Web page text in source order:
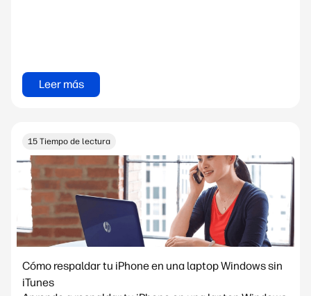
Leer más
15 Tiempo de lectura
Cómo respaldar tu iPhone en una laptop Windows sin
iTunes